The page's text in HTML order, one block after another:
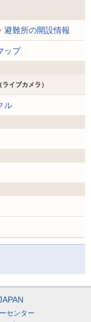
避難所の開設情報
ップ
（ライブカメラ）
ル
センター